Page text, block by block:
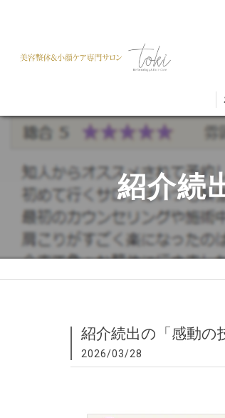
紹介続
紹介続出の「感動の
2026/03/28